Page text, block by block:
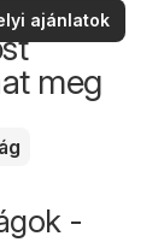
ajánlatok
meg
-